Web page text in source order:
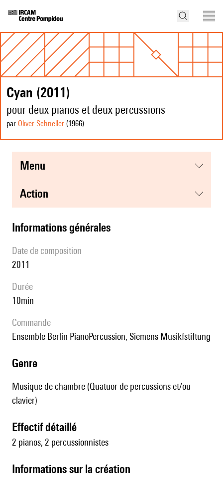
Cyan (2011)
pour deux pianos et deux percussions
par Oliver Schneller (1966)
menu
action
informations générales
date de composition
2011
durée
10min
Commande
Ensemble Berlin PianoPercussion, Siemens Musikfstiftung
genre
Musique de chambre (Quatuor de percussions et/ou
clavier)
effectif détaillé
2 pianos, 2 percussionnistes
informations sur la création